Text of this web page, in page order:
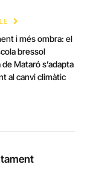
i més ombra: el
bressol
Mataró s’adapta
al canvi climàtic